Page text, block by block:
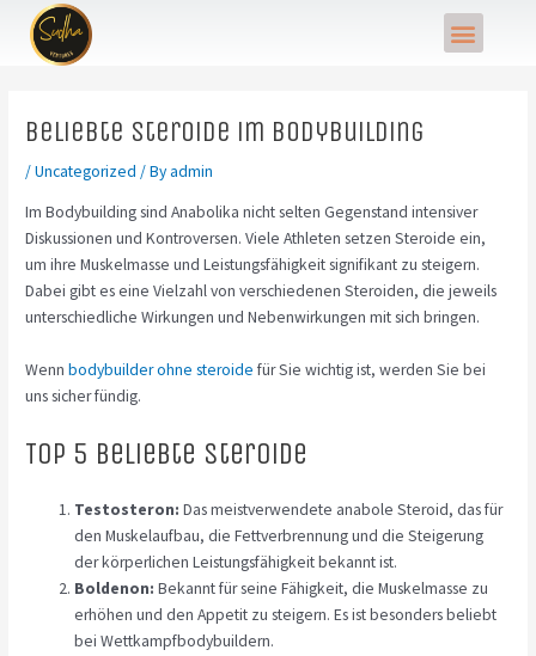
content
Menu
Beliebte Steroide im Bodybuilding
/Uncategorized / Byadmin
Im Bodybuilding sind Anabolika nicht selten Gegenstand intensiver
Diskussionen und Kontroversen. Viele Athleten setzen Steroide ein,
um ihre Muskelmasse und Leistungsfähigkeit signifikant zu steigern.
Dabei gibt es eine Vielzahl von verschiedenen Steroiden, die jeweils
unterschiedliche Wirkungen und Nebenwirkungen mit sich bringen.
Wennbodybuilder ohne steroide für Sie wichtig ist, werden Sie bei
uns sicher fündig.
Top 5 beliebte Steroide
Testosteron: Das meistverwendete anabole Steroid, das für
den Muskelaufbau, die Fettverbrennung und die Steigerung
der körperlichen Leistungsfähigkeit bekannt ist.
Boldenon: Bekannt für seine Fähigkeit, die Muskelmasse zu
erhöhen und den Appetit zu steigern. Es ist besonders beliebt
bei Wettkampfbodybuildern.
Post
navigation